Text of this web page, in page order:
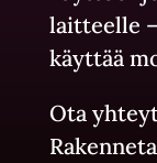
laitteelle
käyttää
Ota